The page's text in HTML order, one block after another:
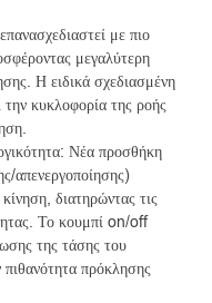
με πιο
μεγαλύτερη
Η ειδικά σχεδιασμένη
την κυκλοφορία της ροής
Νέα προσθήκη
απενεργοποίησης)
διατηρώντας τις
Το κουμπί on/off
της τάσης του
πιθανότητα πρόκλησης